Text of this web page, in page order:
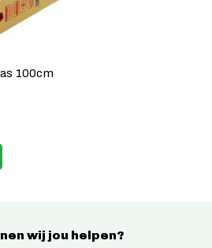
100cm
wij jou helpen?